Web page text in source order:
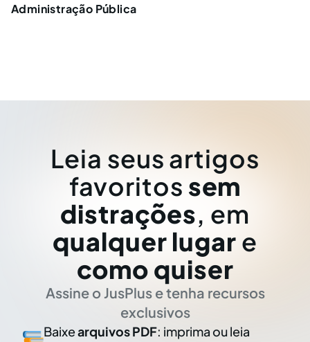
Administração Pública
Leia seus artigos
favoritos sem
distrações, em
qualquer lugar e
como quiser
Assine o JusPlus e tenha recursos
exclusivos
Baixearquivos PDF: imprima ou leia